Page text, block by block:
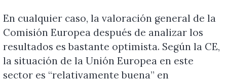
En cualquier caso, la valoración general de la
Comisión Europea después de analizar los
resultados es bastante optimista. Según la CE,
la situación de la Unión Europea en este
sector es “relativamente buena” en